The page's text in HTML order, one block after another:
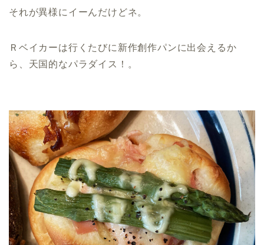
それが異様にイーんだけどネ。
Ｒベイカーは行くたびに新作創作パンに出会えるか
ら、天国的なパラダイス！。